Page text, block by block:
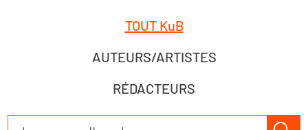
TOUT KuB
AUTEURS/ARTISTES
RÉDACTEURS